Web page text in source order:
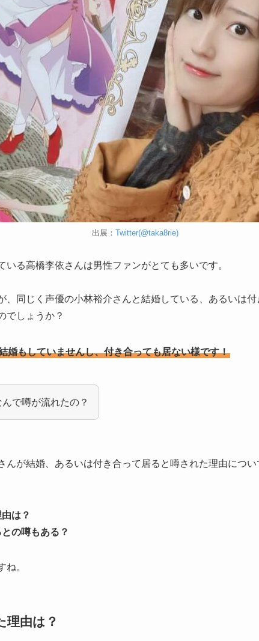
出展： Twitter(@taka8rie)
いる高橋李依さんは男性ファンがとても多いです。
、同じく声優の小林裕介さんと結婚している、あるいは
でしょうか？
婚もしていませんし、付き合っても居ない様です！
で噂が流れたの？
んが結婚、あるいは付き合って居ると噂された理由につ
は？
の噂もある？
ね。
理由は？